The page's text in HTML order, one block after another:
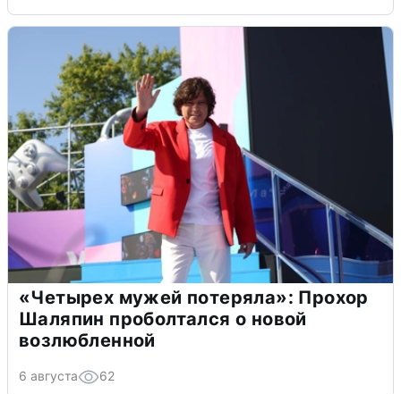
«Четырех мужей потеряла»: Прохор
Шаляпин проболтался о новой
возлюбленной
6 августа 62